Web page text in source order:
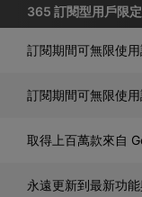
365 訂閱型用戶限定
訂閱期間可無限使
訂閱期間可無限使
取得上百萬款來自
永遠更新到最新功